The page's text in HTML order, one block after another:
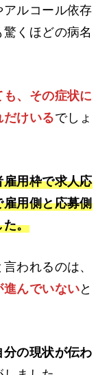
ルコール依存
くほどの病名
、その症状に
けいるでしょ
用枠で求人応
用側と応募側
た。
われるのは、
んでいないと
の現状が伝わ